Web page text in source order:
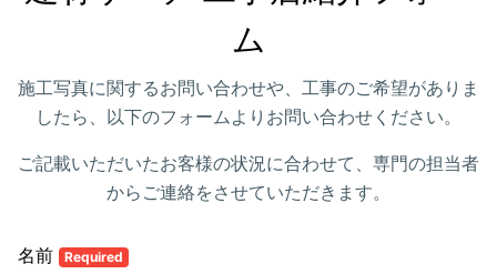
ム
施工写真に関するお問い合わせや、工事のご希望がありま
したら、以下のフォームよりお問い合わせください。
ご記載いただいたお客様の状況に合わせて、専門の担当者
からご連絡をさせていただきます。
名前 Required